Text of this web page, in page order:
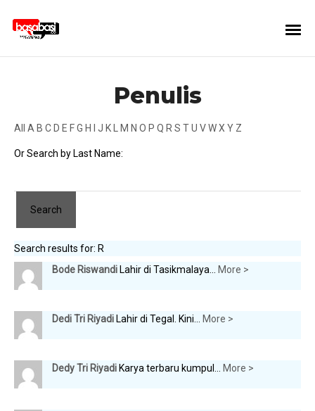
Penulis
All A B C D E FG H J K M N O P Q R S TU VWX Y Z
Or Search by Last Name:
Search results for: R
Bode Riswandi Lahir di Tasikmalaya... More >
Dedi Tri Riyadi Lahir di Tegal. Kini... More >
Dedy Tri Riyadi Karya terbaru kumpul... More >